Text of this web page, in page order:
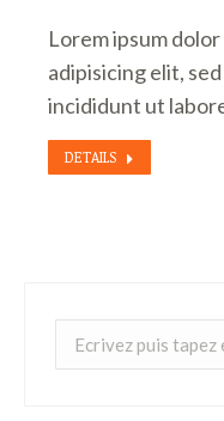
Lorem ipsum
adipisicing elit,
incididunt ut
DETAILS